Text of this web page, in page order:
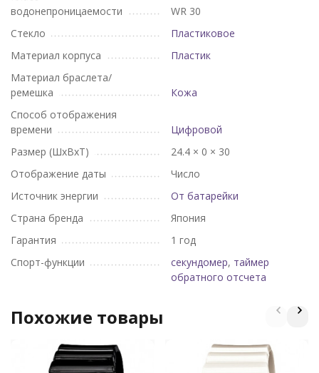
водонепроницаемости
WR 30
Стекло
Пластиковое
Материал корпуса
Пластик
Материал браслета/
ремешка
Кожа
Способ отображения
времени
Цифровой
Размер (ШхВхТ)
24.4 × 0 × 30
Отображение даты
Число
Источник энергии
От батарейки
Страна бренда
Япония
Гарантия
1 год
Спорт-функции
секундомер, таймер
обратного отсчета
Похожие товары